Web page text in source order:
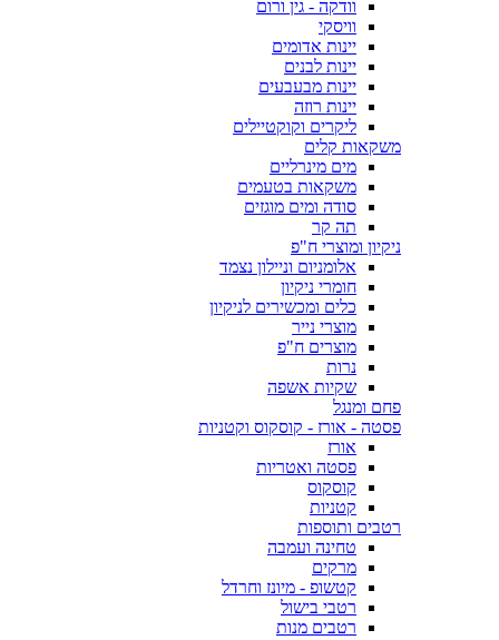
וודקה - גין ורום
וויסקי
יינות אדומים
יינות לבנים
יינות מבעבעים
יינות רוזה
ליקרים וקוקטיילים
משקאות קלים
מים מינרליים
משקאות בטעמים
סודה ומים מוגזים
תה קר
ניקיון ומוצרי ח"פ
אלומניום וניילון נצמד
חומרי ניקיון
כלים ומכשירים לניקיון
מוצרי נייר
מוצרים ח"פ
נרות
שקיות אשפה
פחם ומנגל
פסטה - אורז - קוסקוס וקטניות
אורז
פסטה ואטריות
קוסקוס
קטניות
רטבים ותוספות
טחינה ועמבה
מרקים
קטשופ - מיונז וחרדל
רטבי בישול
רטבים מנות